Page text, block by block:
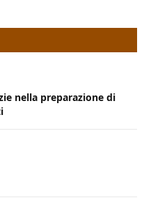
nella preparazione di